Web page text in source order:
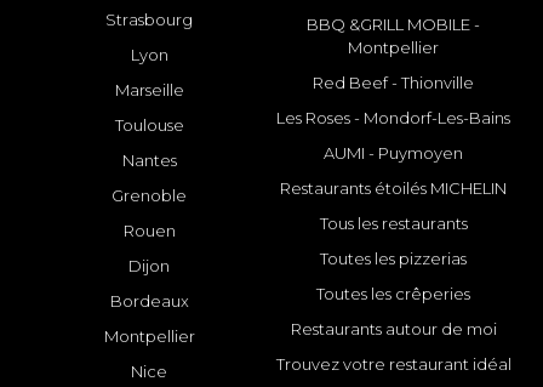
Strasbourg
Lyon
Marseille
Toulouse
Nantes
Grenoble
Rouen
Dijon
Bordeaux
Montpellier
Nice
BBQ &GRILL MOBILE -
Montpellier
Red Beef - Thionville
Les Roses - Mondorf-Les-Bains
AUMI - Puymoyen
Restaurants étoilés MICHELIN
Tous les restaurants
Toutes les pizzerias
Toutes les crêperies
Restaurants autour de moi
Trouvez votre restaurant idéal